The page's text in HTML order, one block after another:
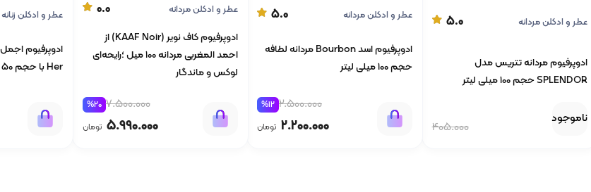
عطر و ادکلن مردانه 5.0
ادوپرفیوم مردانه تتریس مدل
SPLENDOR حجم 100 میلی لیتر
405.000
ناموجود
عطر و ادکلن مردانه 5.0
ادوپرفیوم اسد Bourbon مردانه لطافه
حجم 100 میلی لیتر
2.500.000
%12
2.200.000 تومان
عطر و ادکلن مردانه 0.0
ادوپرفیوم کاف نویر (KAAF Noir) از
احمد المغربی مردانه 100 میل ؛رایحه‌ای
لوکس و ماندگار
7.500.000
%20
5.990.000 تومان
عطر و ادکلن زنانه
Her با حجم 50 میلی لیتر